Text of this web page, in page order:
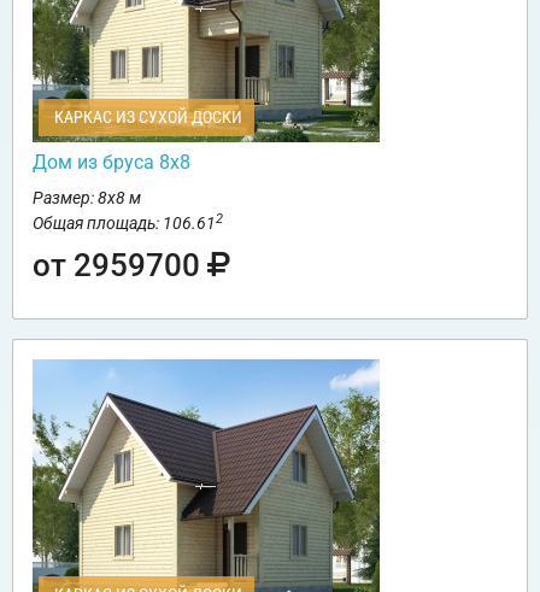
КАРКАС ИЗ СУХОЙ ДОСКИ
Дом из бруса 8х8
Размер: 8х8 м
Общая площадь: 106.612
от 2959700